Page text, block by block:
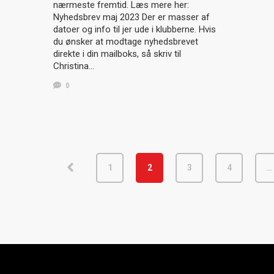
nærmeste fremtid. Læs mere her:
Nyhedsbrev maj 2023 Der er masser af
datoer og info til jer ude i klubberne. Hvis
du ønsker at modtage nyhedsbrevet
direkte i din mailboks, så skriv til
Christina…
0
1 2 3 4 …